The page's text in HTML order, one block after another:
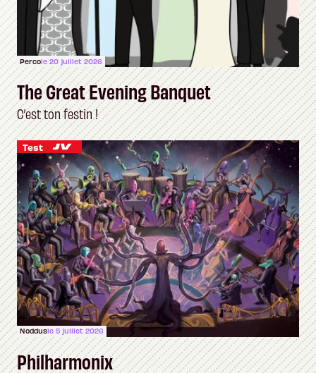
Percole 20 juillet 2026
The Great Evening Banquet
C’est ton festin !
Test
Noddusle 5 juillet 2026
Philharmonix